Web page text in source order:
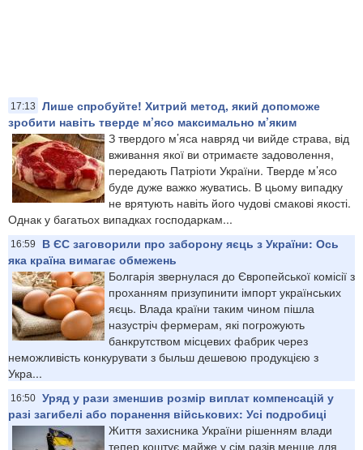
17:13
Лише спробуйте! Хитрий метод, який допоможе
зробити навіть тверде м’ясо максимально м’яким
З твердого м’яса навряд чи вийде страва, від
вживання якої ви отримаєте задоволення,
передають Патріоти України. Тверде м’ясо
буде дуже важко жуватись. В цьому випадку
не врятують навіть його чудові смакові якості.
Однак у багатьох випадках господаркам...
16:59
В ЄС заговорили про заборону яєць з України: Ось
яка країна вимагає обмежень
Болгарія звернулася до Європейської комісії з
проханням призупинити імпорт українських
яєць. Влада країни таким чином пішла
назустріч фермерам, які погрожують
банкрутством місцевих фабрик через
неможливість конкурувати з быльш дешевою продукцією з
Укра...
16:50 Уряд у рази зменшив розмір виплат компенсацій у
разі загибелі або поранення військових: Усі подробиці
Життя захисника України рішенням влади
тепер коштує майже у сім разів менше для